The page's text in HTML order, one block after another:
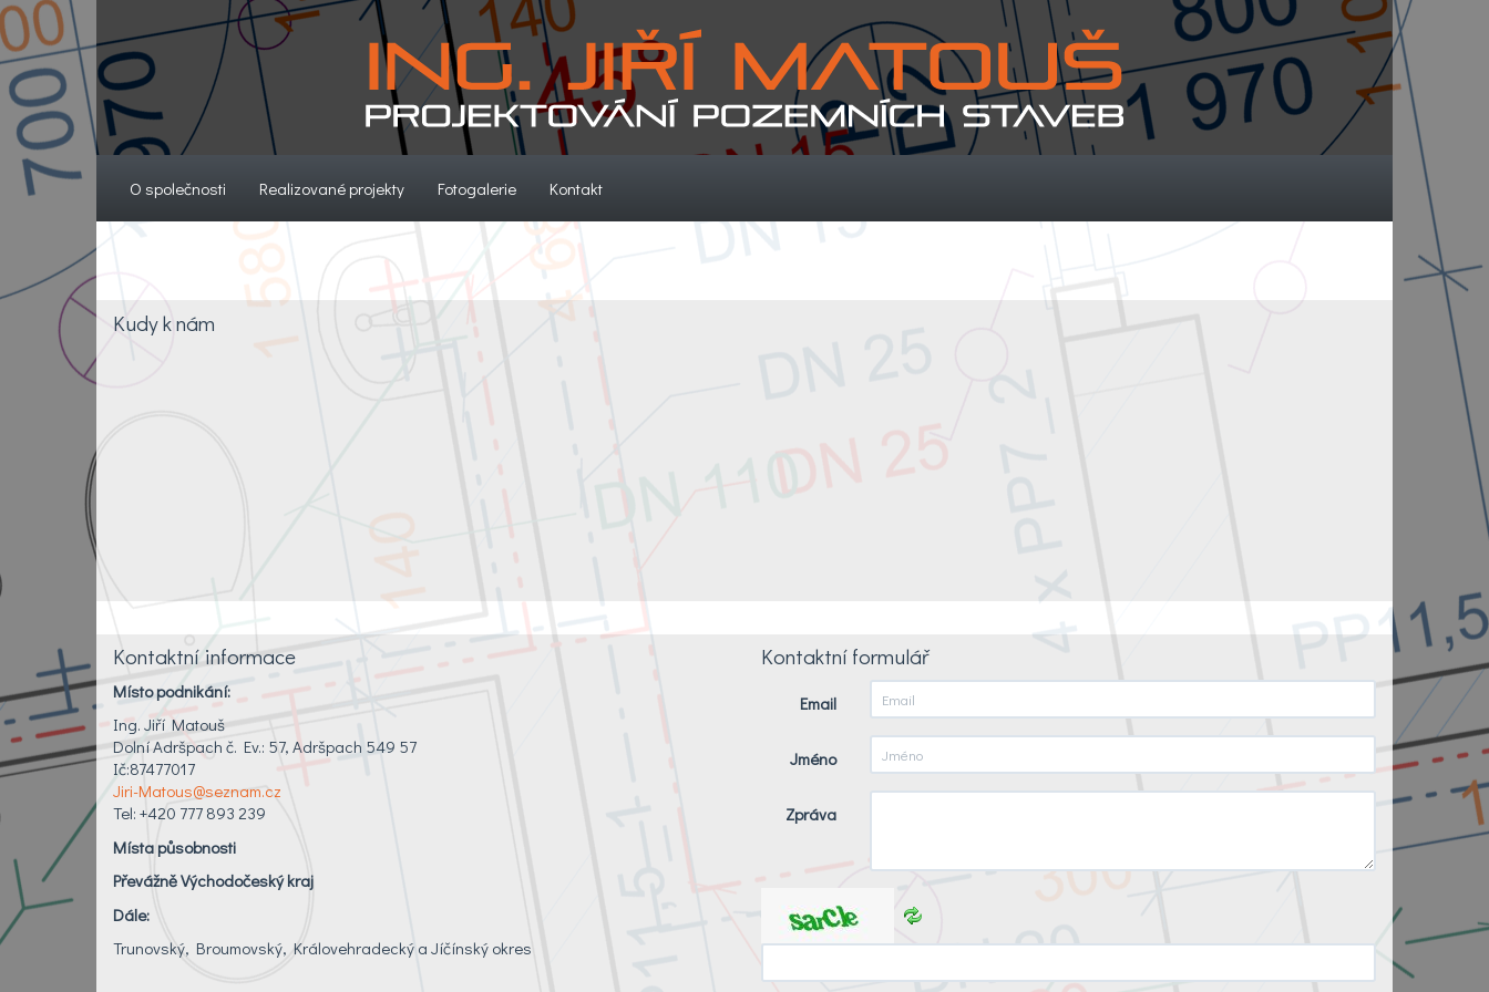
O společnosti (current)Realizované projekty(current)Fotogalerie(current)Kontakt(current)
Kudy k nám
Kontaktní informace
Místo podnikání:
Ing. Jiří Matouš
Dolní Adršpach č. Ev.: 57, Adršpach 549 57
Ič:87477017
Jiri-Matous@seznam.cz
Tel: +420 777 893 239
Místa působnosti
Převážně Východočeský kraj
Dále:
Trunovský, Broumovský, Královehradecký a Jíčínský okres
Kontaktní formulář
Email
Jméno
Zpráva